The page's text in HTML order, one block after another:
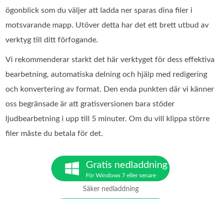
ögonblick som du väljer att ladda ner sparas dina filer i
motsvarande mapp. Utöver detta har det ett brett utbud av
verktyg till ditt förfogande.
Vi rekommenderar starkt det här verktyget för dess effektiva
bearbetning, automatiska delning och hjälp med redigering
och konvertering av format. Den enda punkten där vi känner
oss begränsade är att gratisversionen bara stöder
ljudbearbetning i upp till 5 minuter. Om du vill klippa större
filer måste du betala för det.
Gratis nedladdning
För Windows 7 eller senare
Säker nedladdning